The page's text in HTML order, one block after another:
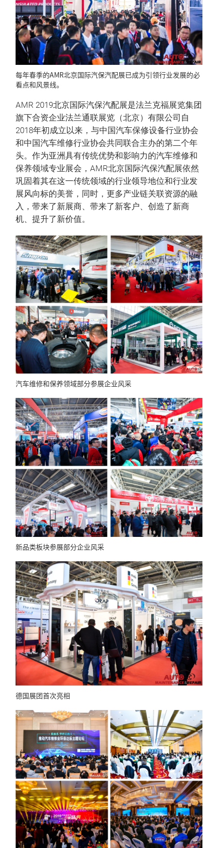
每年春季的AMR北京国际汽保汽配展已成为引领行业发展的必
看点和风景线。
AMR 2019北京国际汽保汽配展是法兰克福展览集团
旗下合资企业法兰通联展览（北京）有限公司自
2018年初成立以来，与中国汽车保修设备行业协会
和中国汽车维修行业协会共同联合主办的第二个年
头。作为亚洲具有传统优势和影响力的汽车维修和
保养领域专业展会，AMR北京国际汽保汽配展依然
巩固着其在这一传统领域的行业领导地位和行业发
展风向标的美誉，同时，更多产业链关联资源的融
入，带来了新展商、带来了新客户、创造了新商
机、提升了新价值。
汽车维修和保养领域部分参展企业风采
新品类板块参展部分企业风采
德国展团首次亮相